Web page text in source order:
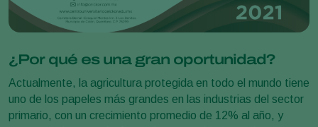
¿Por qué es una gran oportunidad?
Actualmente, la agricultura protegida en todo el mundo tiene
uno de los papeles más grandes en las industrias del sector
primario, con un crecimiento promedio de 12% al año, y